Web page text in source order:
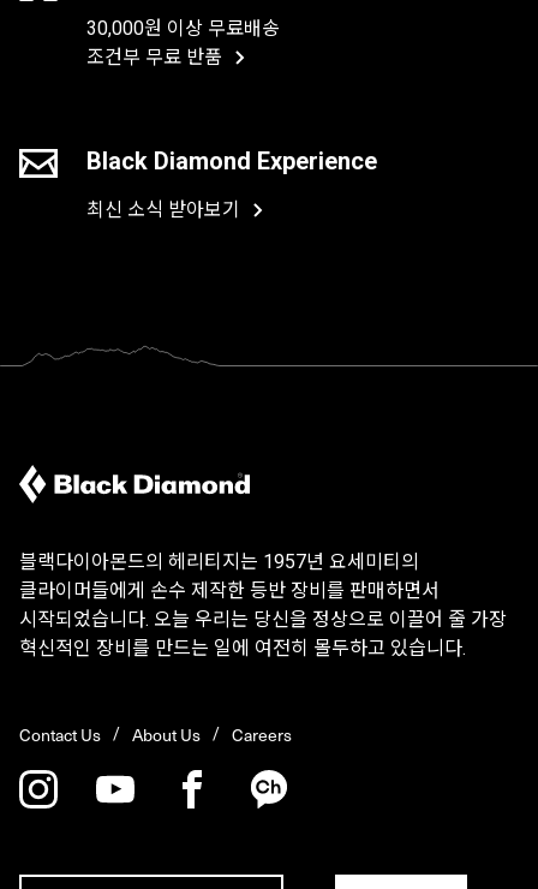
30,000원 이상 무료배송
조건부 무료 반품
Black Diamond Experience
최신 소식 받아보기
블랙다이아몬드의 헤리티지는 1957년 요세미티의
클라이머들에게 손수 제작한 등반 장비를 판매하면서
시작되었습니다. 오늘 우리는 당신을 정상으로 이끌어 줄 가장
혁신적인 장비를 만드는 일에 여전히 몰두하고 있습니다.
Contact Us About Us Careers